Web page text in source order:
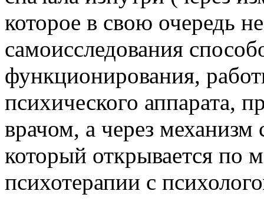
которое в свою очередь
самоисследования
функционирования,
психического аппарата,
врачом, а через
который открывается по
психотерапии с